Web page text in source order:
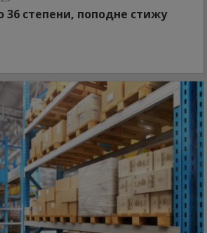
36 степени, поподне стижу